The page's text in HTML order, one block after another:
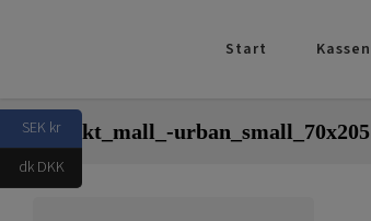
Start Kassen
gdirekt_mall_-urban_small_70x205
SEK kr
dk DKK